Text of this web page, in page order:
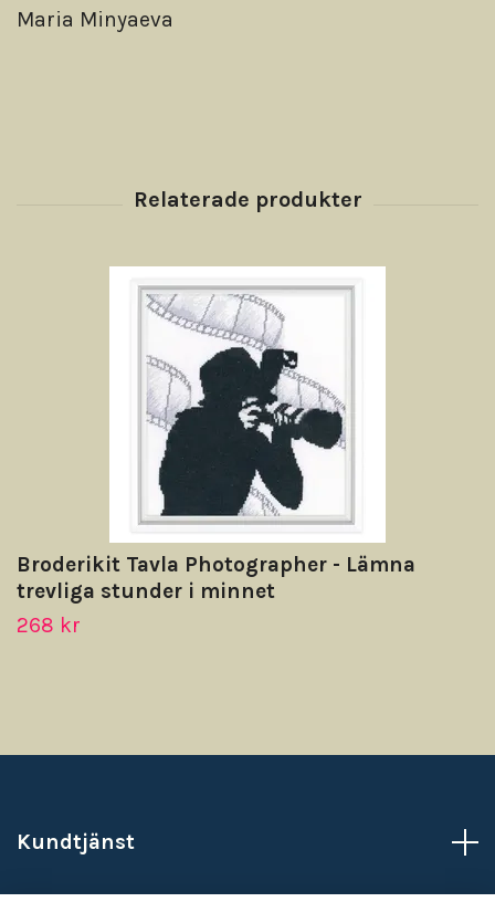
Maria Minyaeva
Broderikit Tavla Photographer - Lämna
trevliga stunder i minnet
268 kr
Kundtjänst